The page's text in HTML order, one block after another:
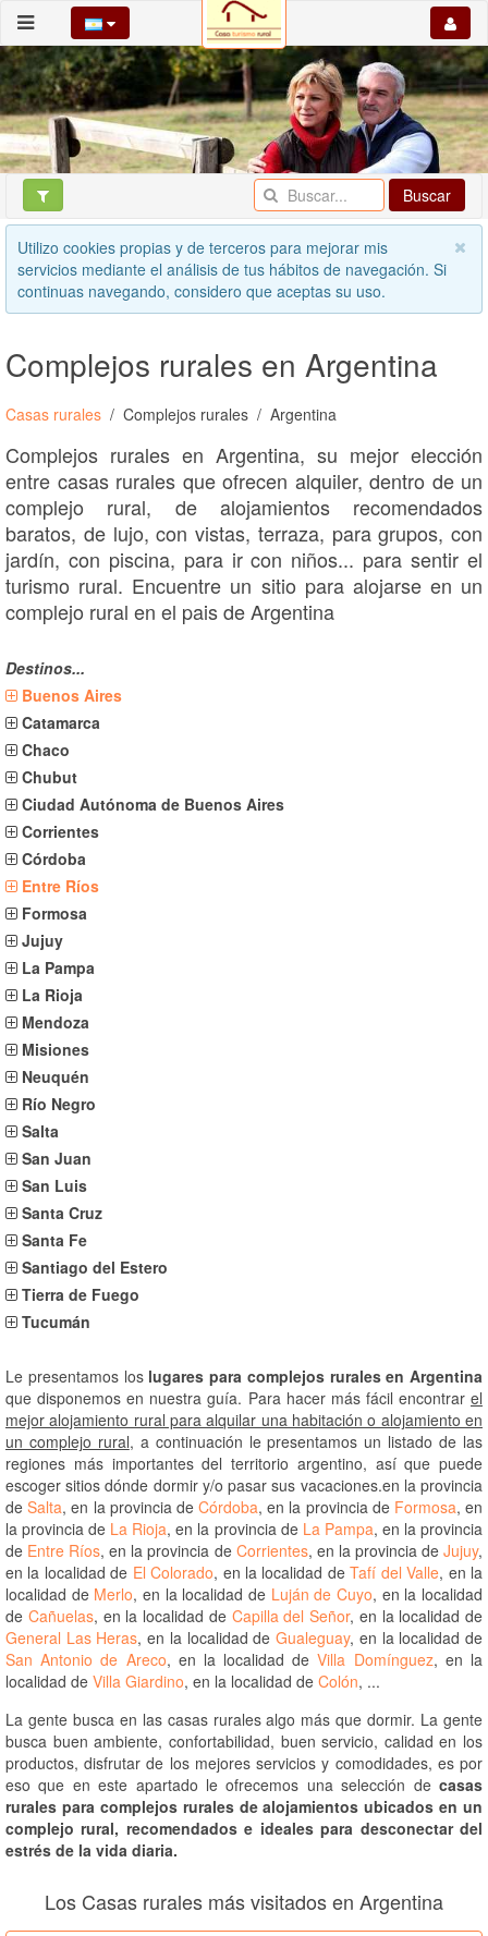
Buscar
Utilizo cookies propias y de terceros para mejorar mis
servicios mediante el análisis de tus hábitos de navegación. Si
continuas navegando, considero que aceptas su uso.
Complejos rurales en Argentina
Casas rurales Complejos rurales Argentina
Complejos rurales en Argentina, su mejor elección
entre casas rurales que ofrecen alquiler, dentro de un
complejo rural, de alojamientos recomendados
baratos, de lujo, con vistas, terraza, para grupos, con
jardín, con piscina, para ir con niños... para sentir el
turismo rural. Encuentre un sitio para alojarse en un
complejo rural en el pais de Argentina
Destinos...
Buenos Aires
Catamarca
Chaco
Chubut
Ciudad Autónoma de Buenos Aires
Corrientes
Córdoba
Entre Ríos
Formosa
Jujuy
La Pampa
La Rioja
Mendoza
Misiones
Neuquén
Río Negro
Salta
San Juan
San Luis
Santa Cruz
Santa Fe
Santiago del Estero
Tierra de Fuego
Tucumán
Le presentamos los lugares para complejos rurales en Argentina
que disponemos en nuestra guía. Para hacer más fácil encontrar el
mejor alojamiento rural para alquilar una habitación o alojamiento en
un complejo rural, a continuación le presentamos un listado de las
regiones más importantes del territorio argentino, así que puede
escoger sitios dónde dormir y/o pasar sus vacaciones.en la provincia
deSalta, en la provincia deCórdoba, en la provincia de Formosa, en
la provincia de La Rioja, en la provincia de La Pampa, en la provincia
de Entre Ríos, en la provincia de Corrientes, en la provincia deJujuy,
en la localidad de El Colorado, en la localidad deTafí del Valle, en la
localidad de Merlo, en la localidad de Luján de Cuyo, en la localidad
de Cañuelas, en la localidad de Capilla del Señor, en la localidad de
General Las Heras, en la localidad deGualeguay, en la localidad de
San Antonio de Areco, en la localidad deVilla Domínguez, en la
localidad de Villa Giardino, en la localidad de Colón, ...
La gente busca en las casas rurales algo más que dormir. La gente
busca buen ambiente, confortabilidad, buen servicio, calidad en los
productos, disfrutar de los mejores servicios y comodidades, es por
eso que en este apartado le ofrecemos una selección de casas
rurales para complejos rurales de alojamientos ubicados en un
complejo rural, recomendados e ideales para desconectar del
estrés de la vida diaria.
Los Casas rurales más visitados en Argentina